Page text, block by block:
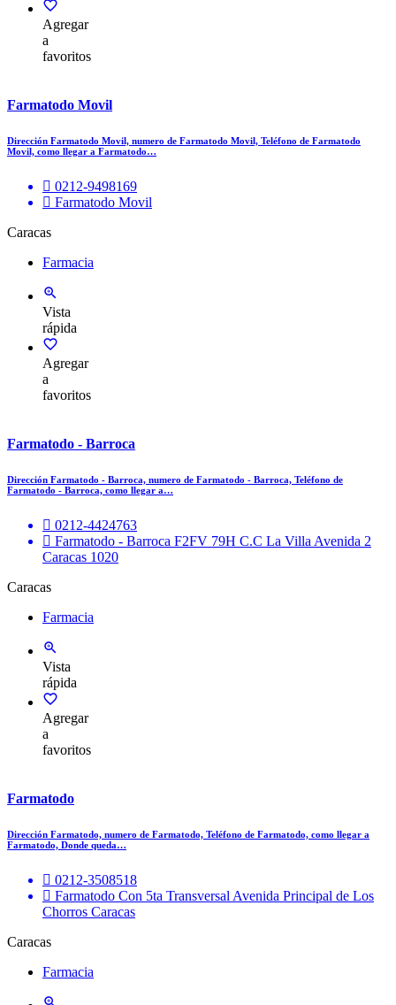
Agregar
a
favoritos
Farmatodo Movil
Dirección Farmatodo Movil, numero de Farmatodo Movil, Teléfono de Farmatodo
Movil, como llegar a Farmatodo…
0212-9498169
Farmatodo Movil
Caracas
Farmacia
Vista
rápida
Agregar
a
favoritos
Farmatodo - Barroca
Dirección Farmatodo - Barroca, numero de Farmatodo - Barroca, Teléfono de
Farmatodo - Barroca, como llegar a…
0212-4424763
Farmatodo - Barroca F2FV 79H C.C La Villa Avenida 2
Caracas 1020
Caracas
Farmacia
Vista
rápida
Agregar
a
favoritos
Farmatodo
Dirección Farmatodo, numero de Farmatodo, Teléfono de Farmatodo, como llegar a
Farmatodo, Donde queda…
0212-3508518
Farmatodo Con 5ta Transversal Avenida Principal de Los
Chorros Caracas
Caracas
Farmacia